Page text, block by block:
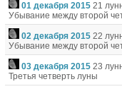
01 декабря 2015 21
Убывание между второй
02 декабря 2015 22
Убывание между второй
03 декабря 2015 23
Третья четверть луны